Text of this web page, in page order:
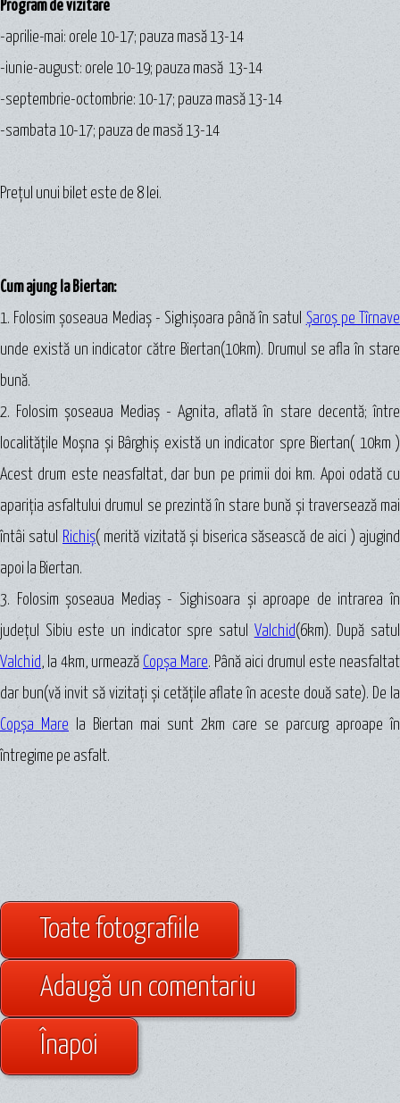
Program de vizitare
-aprilie-mai: orele 10-17; pauza masă 13-14
-iunie-august: orele 10-19; pauza masă 13-14
-septembrie-octombrie: 10-17; pauza masă 13-14
-sambata 10-17; pauza de masă 13-14
Prețul unui bilet este de 8 lei.
Cum ajung la Biertan:
1. Folosim şoseaua Mediaș - Sighișoara până în satul Șaroș pe Tîrnave
unde există un indicator către Biertan(10km). Drumul se afla în stare
bună.
2. Folosim şoseaua Mediaș - Agnita, aflată în stare decentă; între
localităţile Moşna şi Bârghiş există un indicator spre Biertan( 10km )
Acest drum este neasfaltat, dar bun pe primii doi km. Apoi odată cu
apariţia asfaltului drumul se prezintă în stare bună şi traversează mai
întâi satul
Richiș( merită vizitată şi biserica săsească de aici ) ajugind
apoi la Biertan.
3. Folosim şoseaua Mediaș - Sighisoara şi aproape de intrarea în
judeţul Sibiu este un indicator spre satul Valchid(6km). După satul
Valchid, la 4km, urmează Copşa Mare. Până aici drumul este neasfaltat
dar bun(vă invit să vizitaţi şi cetăţile aflate în aceste două sate). De la
Copşa Mare la Biertan mai sunt 2km care se parcurg aproape în
întregime pe asfalt.
Toate fotografiile
Adaugă un comentariu
Înapoi